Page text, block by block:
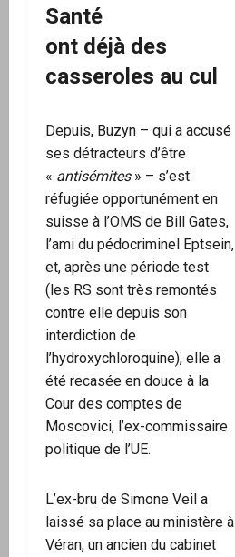
Santé
ont déjà des
casseroles au cul
Depuis, Buzyn – qui a accusé
ses détracteurs d’être
« antisémites» – s’est
réfugiée opportunément en
suisse à l’OMS de Bill Gates,
l’ami du pédocriminel Eptsein,
et, après une période test
(les RS sont très remontés
contre elle depuis son
interdiction de
l’hydroxychloroquine), elle a
été recasée en douce à la
Cour des comptes de
Moscovici, l’ex-commissaire
politique de l’UE.
L’ex-bru de Simone Veil a
laissé sa place au ministère à
Véran, un ancien du cabinet